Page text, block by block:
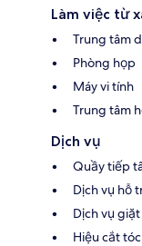
Làm việc từ
Trung tâm
Phòng họp
Máy vi tính
Trung tâm
Dịch vụ
Quầy tiếp
Dịch vụ hỗ
Dịch vụ
Hiệu cắt tóc